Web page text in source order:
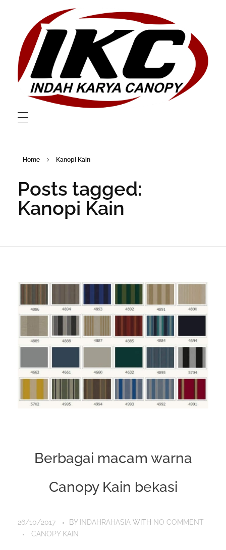
Layanan Canopy dan Membrane Berkualitas Di Bekasi
Layanan Canopy dan Membrane Berkualitas Di Bekasi
Home Kanopi Kain
Posts tagged:
Kanopi Kain
Berbagai macam warna
Canopy Kain bekasi
26/10/2017 BY INDAHRAHASIA WITH NO COMMENT
CANOPY KAIN